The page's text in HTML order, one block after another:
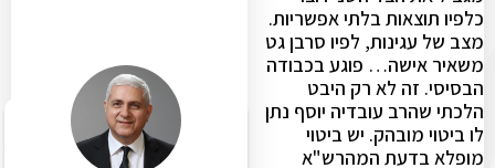
כלפיו תוצאות בלתי אפשריות.
מצב של עגינות, לפיו סרבן גט
משאיר אישה… פוגע בכבודה
הבסיסי. זה לא רק היבט
הלכתי שהרב עובדיה יוסף נתן
לו ביטוי מובהק. יש ביטוי
מופלא בדעת המהרש"א